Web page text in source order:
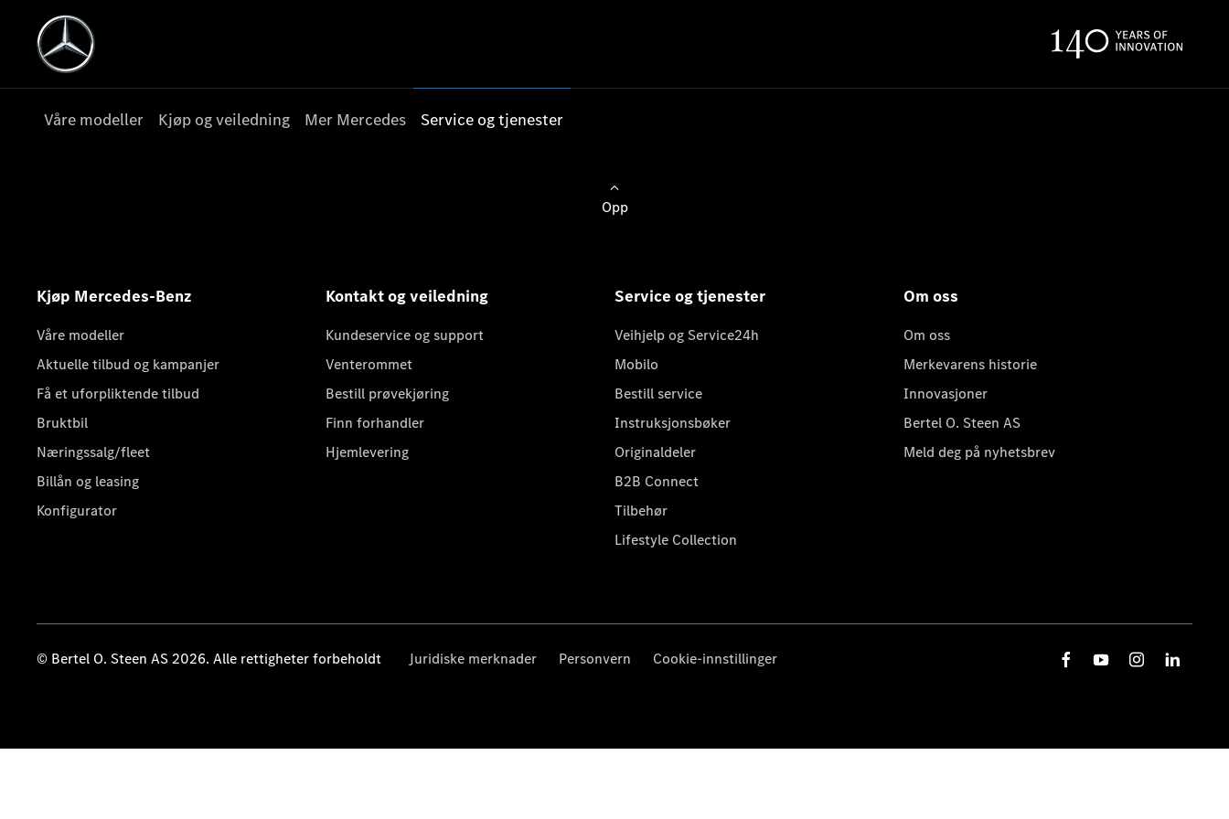
Våre modeller Kjøp og veiledning Mer Mercedes Service og tjenester
Opp
Kjøp Mercedes-Benz
Våre modeller
Aktuelle tilbud og kampanjer
Få et uforpliktende tilbud
Bruktbil
Næringssalg/fleet
Billån og leasing
Konfigurator
Kontakt og veiledning
Kundeservice og support
Venterommet
Bestill prøvekjøring
Finn forhandler
Hjemlevering
Service og tjenester
Veihjelp og Service24h
Mobilo
Bestill service
Instruksjonsbøker
Originaldeler
B2B Connect
Tilbehør
Lifestyle Collection
Om oss
Om oss
Merkevarens historie
Innovasjoner
Bertel O. Steen AS
Meld deg på nyhetsbrev
© Bertel O. Steen AS 2026. Alle rettigheter forbeholdt Juridiske merknader Personvern Cookie-innstillinger